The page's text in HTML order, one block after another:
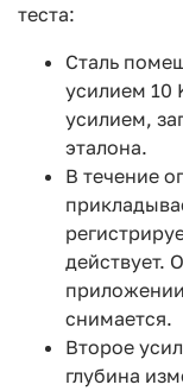
теста:
Сталь
усилием 10
усилием,
эталона.
В течение
действует.
снимается.
Второе
глубина